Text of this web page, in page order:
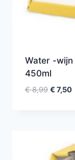
Water -wijn
450ml
€8,99 € 7,50